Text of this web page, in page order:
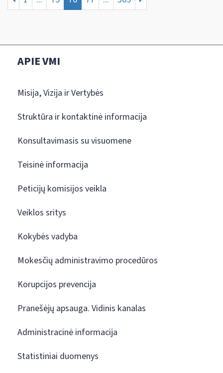
APIE VMI
Misija, Vizija ir Vertybės
Struktūra ir kontaktinė informacija
Konsultavimasis su visuomene
Teisinė informacija
Peticijų komisijos veikla
Veiklos sritys
Kokybės vadyba
Mokesčių administravimo procedūros
Korupcijos prevencija
Pranešėjų apsauga. Vidinis kanalas
Administracinė informacija
Statistiniai duomenys